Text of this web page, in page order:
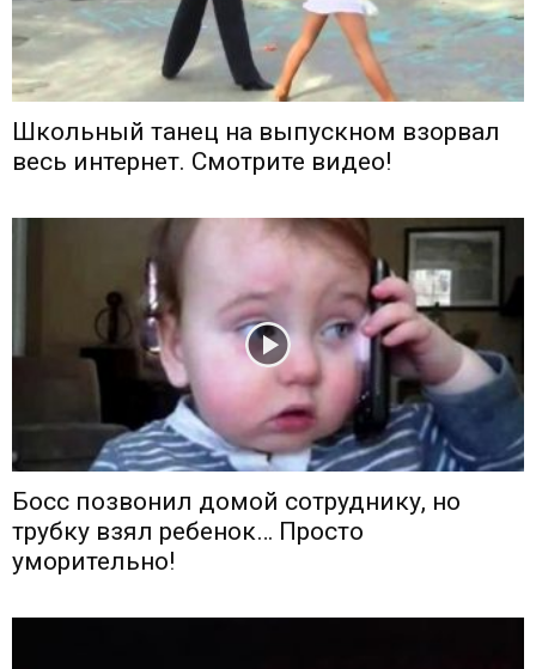
Школьный танец на выпускном взорвал
весь интернет. Смотрите видео!
Босс позвонил домой сотруднику, но
трубку взял ребенок… Просто
уморительно!